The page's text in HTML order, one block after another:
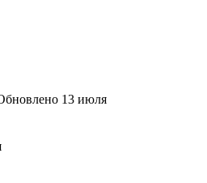
13 июля